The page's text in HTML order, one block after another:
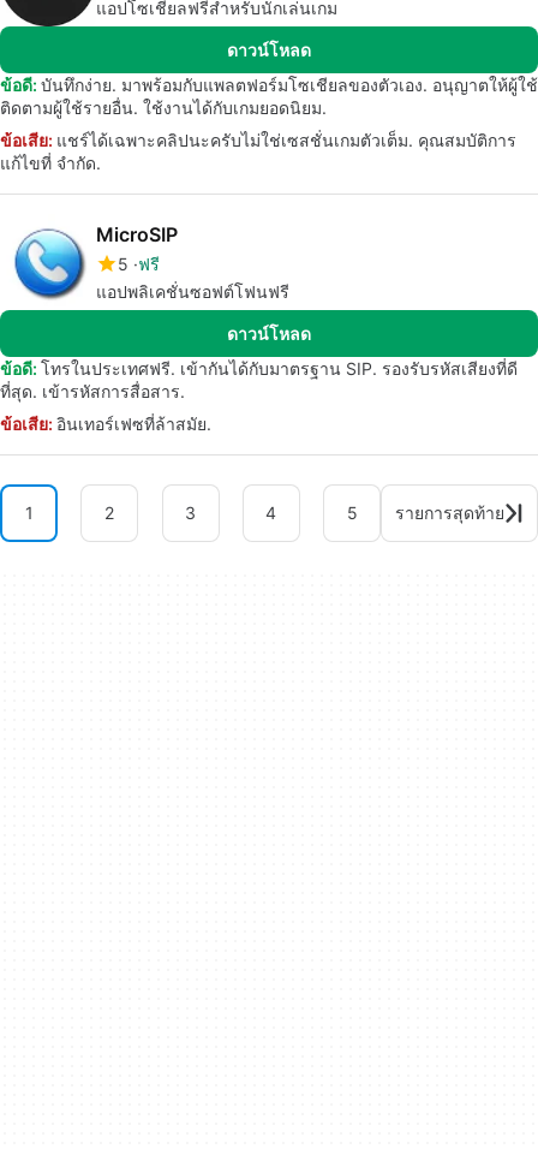
แอปโซเชียลฟรีสำหรับนักเล่นเกม
ดาวน์โหลด
ข้อดี: บันทึกง่าย. มาพร้อมกับแพลตฟอร์มโซเชียลของตัวเอง. อนุญาตให้ผู้ใช้
ติดตามผู้ใช้รายอื่น. ใช้งานได้กับเกมยอดนิยม.
ข้อเสีย: แชร์ได้เฉพาะคลิปนะครับไม่ใช่เซสชั่นเกมตัวเต็ม. คุณสมบัติการ
แก้ไขที่ จำกัด.
MicroSIP
5 ฟรี
แอปพลิเคชั่นซอฟต์โฟนฟรี
ดาวน์โหลด
ข้อดี: โทรในประเทศฟรี. เข้ากันได้กับมาตรฐาน SIP. รองรับรหัสเสียงที่ดี
ที่สุด. เข้ารหัสการสื่อสาร.
ข้อเสีย: อินเทอร์เฟซที่ล้าสมัย.
1 2 3 4 5 รายการสุดท้าย